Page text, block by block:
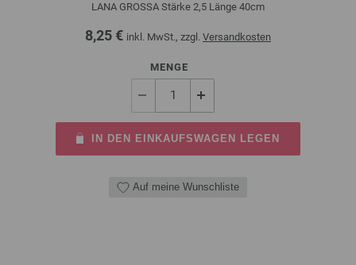
LANA GROSSA Stärke 2,5 Länge 40cm
8,25 € inkl. MwSt., zzgl. Versandkosten
MENGE
IN DEN EINKAUFSWAGEN LEGEN
Auf meine Wunschliste